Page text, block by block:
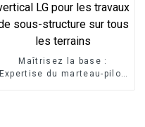
Maîtrisez la base :
Expertise du marteau-pilon